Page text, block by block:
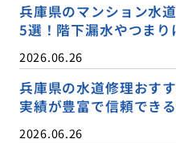
兵庫県のマンション水
5選！階下漏水やつまり
2026.06.26
兵庫県の水道修理おす
実績が豊富で信頼でき
2026.06.26